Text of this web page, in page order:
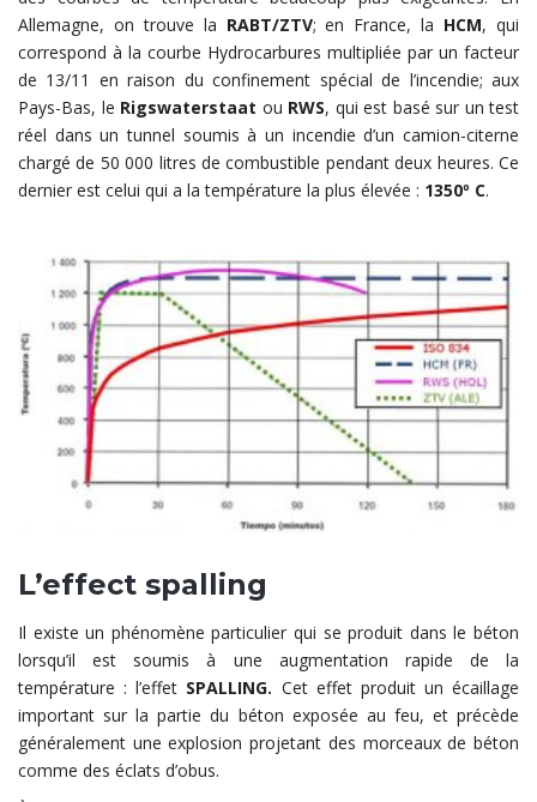
Allemagne, on trouve la RABT/ZTV; en France, la HCM, qui
correspond à la courbe Hydrocarbures multipliée par un facteur
de 13/11 en raison du confinement spécial de l’incendie; aux
Pays-Bas, le Rigswaterstaat ou RWS, qui est basé sur un test
réel dans un tunnel soumis à un incendie d’un camion-citerne
chargé de 50 000 litres de combustible pendant deux heures. Ce
dernier est celui qui a la température la plus élevée : 1350º C.
L’effect spalling
Il existe un phénomène particulier qui se produit dans le béton
lorsqu’il est soumis à une augmentation rapide de la
température : l’effet SPALLING. Cet effet produit un écaillage
important sur la partie du béton exposée au feu, et précède
généralement une explosion projetant des morceaux de béton
comme des éclats d’obus.